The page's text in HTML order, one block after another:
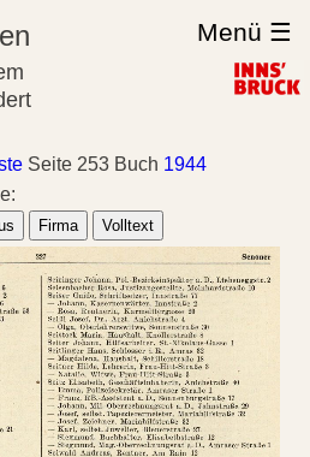
Menü ☰
Seite 253 Buch 1944
Firma Volltext